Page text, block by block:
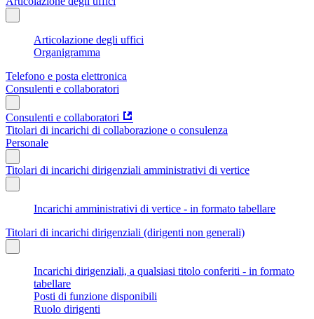
Articolazione degli uffici
Organigramma
Telefono e posta elettronica
Consulenti e collaboratori
Consulenti e collaboratori
Titolari di incarichi di collaborazione o consulenza
Personale
Titolari di incarichi dirigenziali amministrativi di vertice
Incarichi amministrativi di vertice - in formato tabellare
Titolari di incarichi dirigenziali (dirigenti non generali)
Incarichi dirigenziali, a qualsiasi titolo conferiti - in formato
tabellare
Posti di funzione disponibili
Ruolo dirigenti